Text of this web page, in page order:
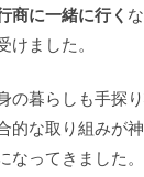
商に一緒に行く
けました。
の暮らしも手探
的な取り組みが
なってきました。